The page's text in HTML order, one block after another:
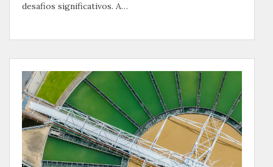
desafios significativos. A…